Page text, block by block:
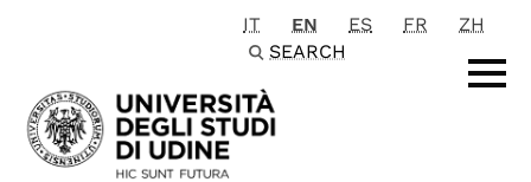
Passa al contenuto principale
IT EN ES FR
ZH
SEARCH